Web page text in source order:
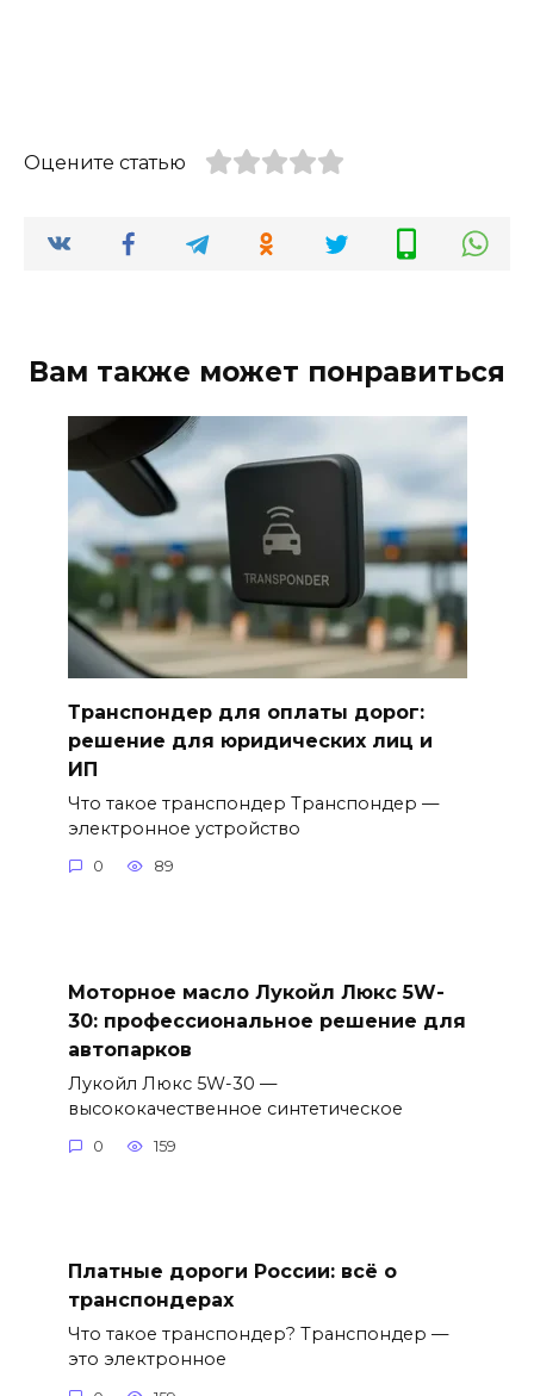
Оцените статью
Вам также может понравиться
Транспондер для оплаты дорог:
решение для юридических лиц и
ИП
Что такое транспондер Транспондер —
электронное устройство
0 89
Моторное масло Лукойл Люкс 5W-
30: профессиональное решение для
автопарков
Лукойл Люкс 5W-30 —
высококачественное синтетическое
0 159
Платные дороги России: всё о
транспондерах
Что такое транспондер? Транспондер —
это электронное